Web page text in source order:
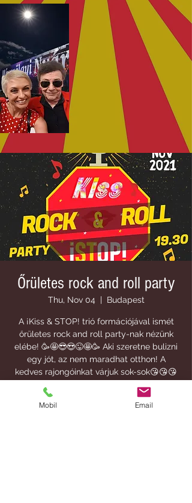
Őrületes rock and roll party
Thu, Nov 04
  |
Budapest
A ¡Kiss & STOP! trió formációjával ismét
őrületes rock and roll party-nak nézünk
elébe! 🥳🤩😎😍😜🤩🥳 Aki szeretne bulizni
egy jót, az nem maradhat otthon! A
kedves rajongóinkat várjuk sok-sok😘😘😘
Mobil Email